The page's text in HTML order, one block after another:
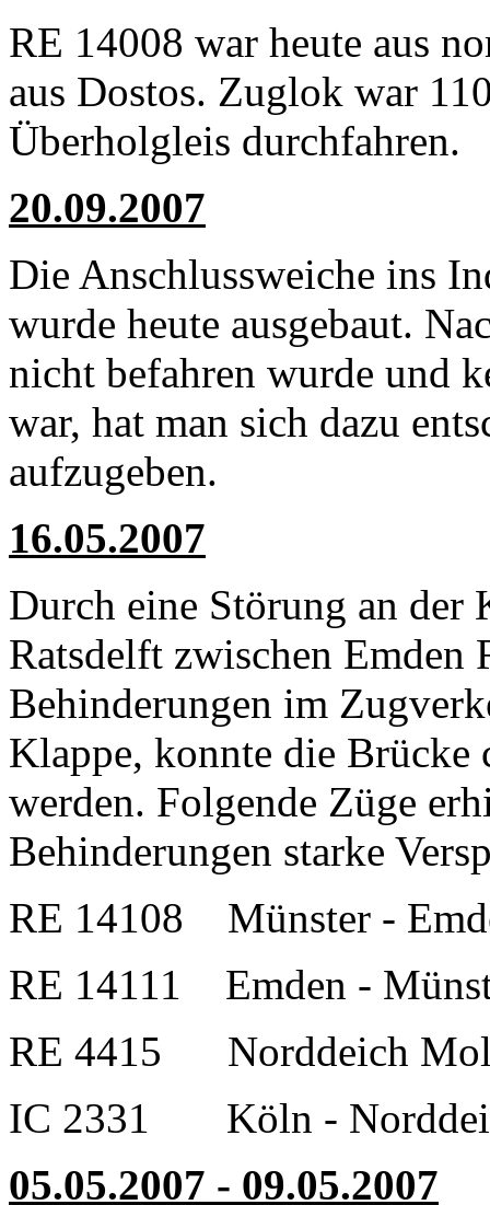
RE 14008 war heute aus
aus Dostos. Zuglok war
Überholgleis durchfahren.
20.09.2007
Die Anschlussweiche ins
wurde heute ausgebaut.
nicht befahren wurde und
war, hat man sich dazu
aufzugeben.
16.05.2007
Durch eine Störung an der
Ratsdelft zwischen Emden
Behinderungen im
Klappe, konnte die Brücke
werden. Folgende Züge
Behinderungen starke
RE 14108 Münster -
RE 14111 Emden -
RE 4415 Norddeich
IC 2331 Köln -
05.05.2007 - 09.05.2007